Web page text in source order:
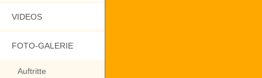
VIDEOS
FOTO-GALERIE
Auftritte